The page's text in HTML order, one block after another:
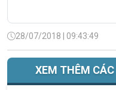
28/07/2018 | 09:43:49
XEM THÊM